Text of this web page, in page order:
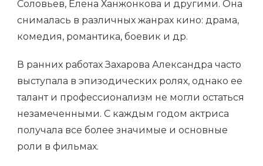
Соловьев, Елена Ханжонкова и другими. Она
снималась в различных жанрах кино: драма,
комедия, романтика, боевик и др.
В ранних работах Захарова Александра часто
выступала в эпизодических ролях, однако ее
талант и профессионализм не могли остаться
незамеченными. С каждым годом актриса
получала все более значимые и основные
роли в фильмах.